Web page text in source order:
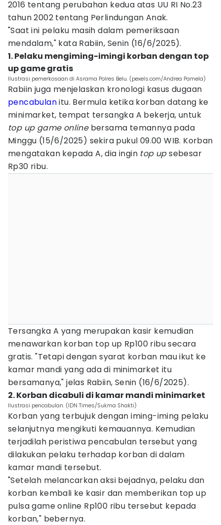
2016 tentang perubahan kedua atas UU RI No.23
tahun 2002 tentang Perlindungan Anak.
"Saat ini pelaku masih dalam pemeriksaan
mendalam," kata Rabiin, Senin (16/6/2025).
1. Pelaku mengiming-imingi korban dengan top
up game gratis
Ilustrasi pemerkosaan di Asrama Polres Belu. (pexels.com/Andrea Pamela)
Rabiin juga menjelaskan kronologi kasus dugaan
pencabulanitu. Bermula ketika korban datang ke
minimarket, tempat tersangka A bekerja, untuk
top up game onlinebersama temannya pada
Minggu (15/6/2025) sekira pukul 09.00 WIB. Korban
mengatakan kepada A, dia ingin top upsebesar
Rp30 ribu.
Tersangka A yang merupakan kasir kemudian
menawarkan korban top up Rp100 ribu secara
gratis. "Tetapi dengan syarat korban mau ikut ke
kamar mandi yang ada di minimarket itu
bersamanya," jelas Rabiin, Senin (16/6/2025).
2. Korban dicabuli di kamar mandi minimarket
Ilustrasi pencabulan. (IDN Times/Sukma Shakti)
Korban yang terbujuk dengan iming-iming pelaku
selanjutnya mengikuti kemauannya. Kemudian
terjadilah peristiwa pencabulan tersebut yang
dilakukan pelaku terhadap korban di dalam
kamar mandi tersebut.
"Setelah melancarkan aksi bejadnya, pelaku dan
korban kembali ke kasir dan memberikan top up
pulsa game online Rp100 ribu tersebut kepada
korban," bebernya.